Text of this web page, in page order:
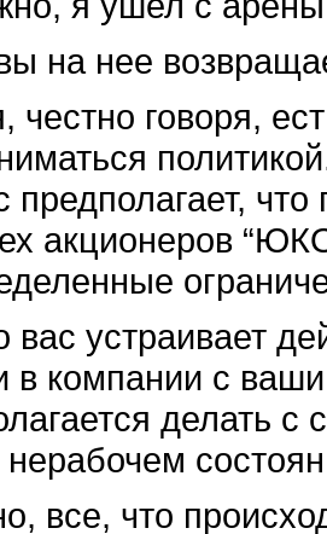
на нее
говоря,
предполагает,
акционеров
вас устраивает
в компании с
делать с
все, что